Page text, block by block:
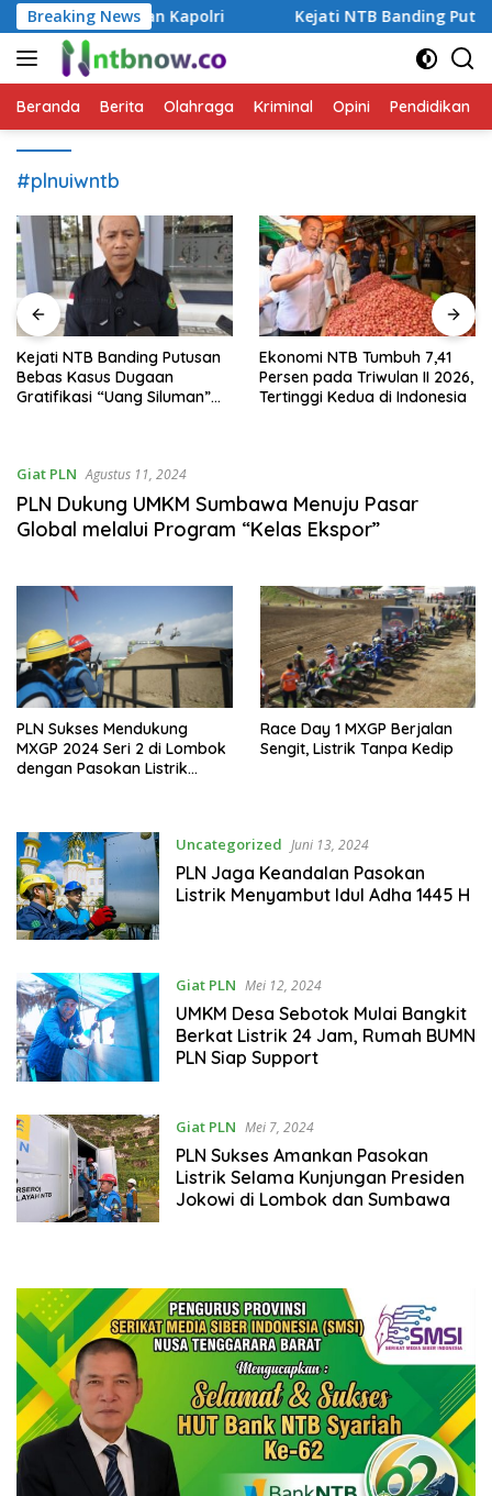
Langsung
ke
konten
Breaking News
Kunjungan Kapolri Kejati NTB Banding Putusan
Beranda Berita Olahraga Kriminal Opini Pendidikan
#plnuiwntb
Kejati NTB Banding Putusan
Bebas Kasus Dugaan
Gratifikasi “Uang Siluman”
Ekonomi NTB Tumbuh 7,41
Persen pada Triwulan II 2026,
Tertinggi Kedua di Indonesia
Giat PLN Agustus 11, 2024
PLN Dukung UMKM Sumbawa Menuju Pasar
Global melalui Program “Kelas Ekspor”
PLN Sukses Mendukung
MXGP 2024 Seri 2 di Lombok
dengan Pasokan Listrik
Race Day 1 MXGP Berjalan
Sengit, Listrik Tanpa Kedip
Uncategorized Juni 13, 2024
PLN Jaga Keandalan Pasokan
Listrik Menyambut Idul Adha 1445 H
Giat PLN Mei 12, 2024
UMKM Desa Sebotok Mulai Bangkit
Berkat Listrik 24 Jam, Rumah BUMN
PLN Siap Support
Giat PLN Mei 7, 2024
PLN Sukses Amankan Pasokan
Listrik Selama Kunjungan Presiden
Jokowi di Lombok dan Sumbawa